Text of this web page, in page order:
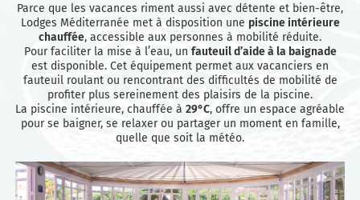
Parce que les vacances riment aussi avec détente et bien-être,
Lodges Méditerranée met à disposition une piscine intérieure
chauffée, accessible aux personnes à mobilité réduite.
Pour faciliter la mise à l’eau, un fauteuil d’aide à la baignade
est disponible. Cet équipement permet aux vacanciers en
fauteuil roulant ou rencontrant des difficultés de mobilité de
profiter plus sereinement des plaisirs de la piscine.
La piscine intérieure, chauffée à 29°C, offre un espace agréable
pour se baigner, se relaxer ou partager un moment en famille,
quelle que soit la météo.